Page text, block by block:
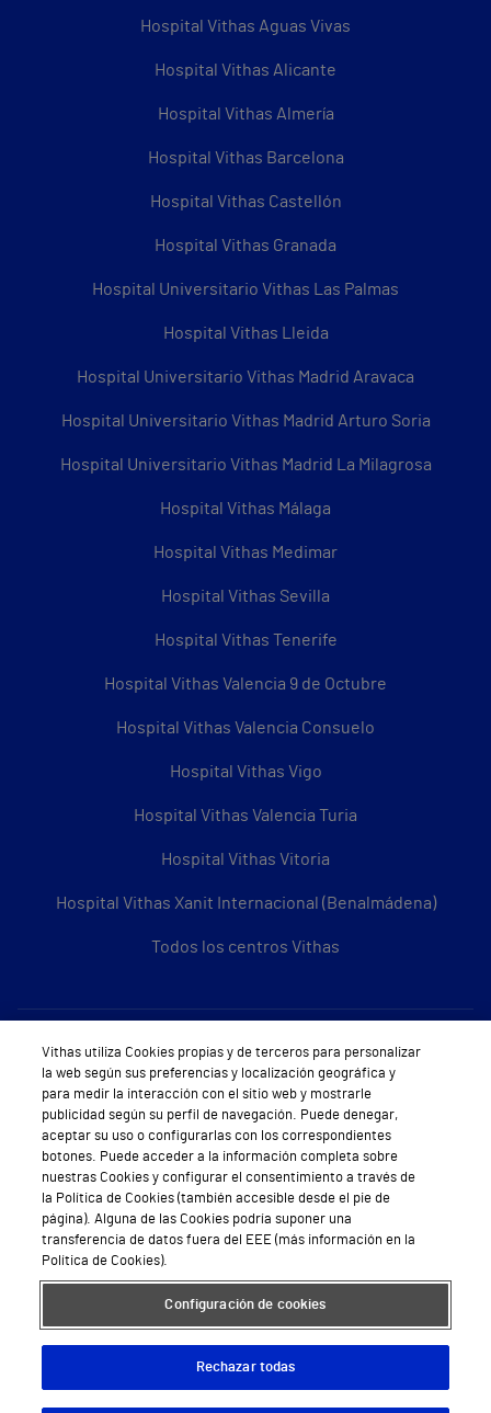
Hospital Vithas Aguas Vivas
Hospital Vithas Alicante
Hospital Vithas Almería
Hospital Vithas Barcelona
Hospital Vithas Castellón
Hospital Vithas Granada
Hospital Universitario Vithas Las Palmas
Hospital Vithas Lleida
Hospital Universitario Vithas Madrid Aravaca
Hospital Universitario Vithas Madrid Arturo Soria
Hospital Universitario Vithas Madrid La Milagrosa
Hospital Vithas Málaga
Hospital Vithas Medimar
Hospital Vithas Sevilla
Hospital Vithas Tenerife
Hospital Vithas Valencia 9 de Octubre
Hospital Vithas Valencia Consuelo
Hospital Vithas Vigo
Hospital Vithas Valencia Turia
Hospital Vithas Vitoria
Hospital Vithas Xanit Internacional (Benalmádena)
Todos los centros Vithas
Sobre Vithas
Quiénes somos
Trabajar en Vithas
Teléfono Cita Médica
Teléfono Atención al Cliente
Política de seguridad y salud en el trabajo
Conoce a Supervita
Aviso Legal Política de cookies Política de privacidad Mapa web Protección de datos
Vithas utiliza Cookies propias y de terceros para personalizar
la web según sus preferencias y localización geográfica y
para medir la interacción con el sitio web y mostrarle
publicidad según su perfil de navegación. Puede denegar,
aceptar su uso o configurarlas con los correspondientes
botones. Puede acceder a la información completa sobre
nuestras Cookies y configurar el consentimiento a través de
la Política de Cookies (también accesible desde el pie de
página). Alguna de las Cookies podría suponer una
transferencia de datos fuera del EEE (más información en la
Política de Cookies).
Configuración de cookies
Rechazar todas